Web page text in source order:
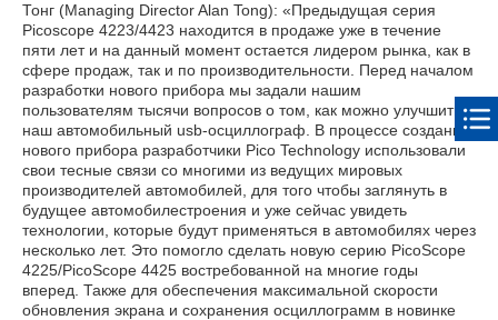
Тонг (Managing Director Alan Tong): «Предыдущая серия
Picoscope 4223/4423 находится в продаже уже в течение
пяти лет и на данный момент остается лидером рынка, как в
сфере продаж, так и по производительности. Перед началом
разработки нового прибора мы задали нашим
пользователям тысячи вопросов о том, как можно улучшить
наш автомобильный usb-осциллограф. В процессе создания
нового прибора разработчики Pico Technology использовали
свои тесные связи со многими из ведущих мировых
производителей автомобилей, для того чтобы заглянуть в
будущее автомобилестроения и уже сейчас увидеть
технологии, которые будут применяться в автомобилях через
несколько лет. Это помогло сделать новую серию PicoScope
4225/PicoScope 4425 востребованной на многие годы
вперед. Также для обеспечения максимальной скорости
обновления экрана и сохранения осциллограмм в новинке